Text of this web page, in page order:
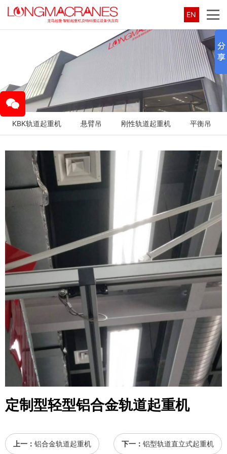
EN
KBK轨道起重机 悬臂吊 刚性轨道起重机 平衡吊
定制型轻型铝合金轨道起重机
上一： 铝合金轨道起重机 下一： 铝型轨道直立式起重机